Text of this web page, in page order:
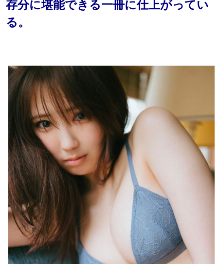
存分に堪能できる一冊に仕上がってい
る。